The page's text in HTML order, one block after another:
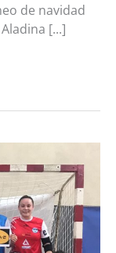
de navidad
[...]